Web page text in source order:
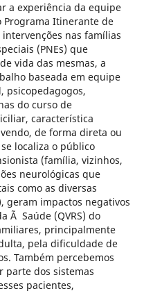
a experiência da equipe
Programa Itinerante de
nas famílias
(PNEs) que
vida das mesmas, a
baseada em equipe
psicopedagogos,
do curso de
característica
de forma direta ou
localiza o público
(família, vizinhos,
neurológicas que
como as diversas
geram impactos negativos
Ã Saúde (QVRS) do
principalmente
pela dificuldade de
Também percebemos
parte dos sistemas
pacientes,